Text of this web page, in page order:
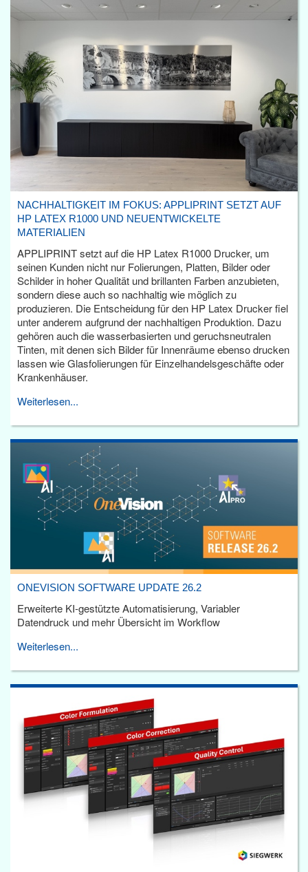
NACHHALTIGKEIT IM FOKUS: APPLIPRINT SETZT AUF
HP LATEX R1000 UND NEUENTWICKELTE
MATERIALIEN
APPLIPRINT setzt auf die HP Latex R1000 Drucker, um
seinen Kunden nicht nur Folierungen, Platten, Bilder oder
Schilder in hoher Qualität und brillanten Farben anzubieten,
sondern diese auch so nachhaltig wie möglich zu
produzieren. Die Entscheidung für den HP Latex Drucker fiel
unter anderem aufgrund der nachhaltigen Produktion. Dazu
gehören auch die wasserbasierten und geruchsneutralen
Tinten, mit denen sich Bilder für Innenräume ebenso drucken
lassen wie Glasfolierungen für Einzelhandelsgeschäfte oder
Krankenhäuser.
Weiterlesen...
ONEVISION SOFTWARE UPDATE 26.2
Erweiterte KI-gestützte Automatisierung, Variabler
Datendruck und mehr Übersicht im Workflow
Weiterlesen...